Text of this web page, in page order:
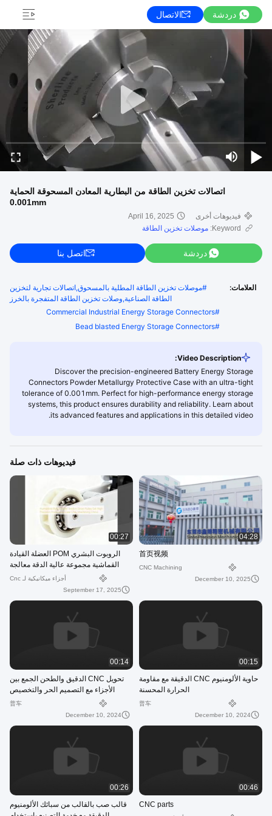
دردشة الاتصال
اتصالات تخزين الطاقة من البطارية المعادن المسحوقة الحماية
0.001mm
فيديوهات أخرى
April 16, 2025
Keyword: موصلات تخزين الطاقة
دردشة اتصل بنا
العلامات: #موصلات تخزين الطاقة المطلية بالمسحوق,اتصالات تجارية لتخزين
الطاقة الصناعية,وصلات تخزين الطاقة المتفجرة بالخرز
#
Commercial Industrial Energy Storage Connectors
#
Bead blasted Energy Storage Connectors
Video Description:
Discover the precision-engineered Battery Energy Storage
Connectors Powder Metallurgy Protective Case with an ultra-tight
tolerance of 0.001mm. Perfect for high-performance energy storage
systems, this product ensures durability and reliability. Learn about
its advanced features and applications in this detailed video.
فيديوهات ذات صلة
04:28
首页视频
CNC Machining
December 10, 2025
00:27
الروبوت البشري POM العضلة القيادة
القماشية مجموعة عالية الدقة معالجة
أجزاء ميكانيكية لـ Cnc
September 17, 2025
00:15
حاوية الألومنيوم CNC الدقيقة مع مقاومة
الحرارة المحسنة
普车
December 10, 2024
00:14
تحويل CNC الدقيق والطحن الجمع بين
الأجزاء مع التصميم الحر والتخصيص
普车
December 10, 2024
00:46
CNC parts
00:26
قالب صب بالقالب من سبائك الألومنيوم